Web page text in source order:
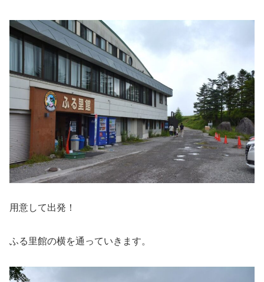
用意して出発！
ふる里館の横を通っていきます。